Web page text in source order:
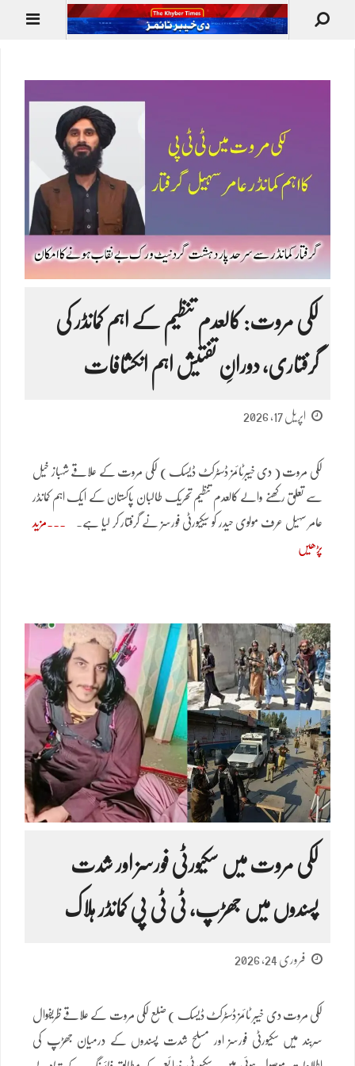
لکی مروت: کالعدم تنظیم کے اہم کمانڈر کی
گرفتاری، دورانِ تفتیش اہم انکشافات
اپریل 17, 2026
لکی مروت ( دی خیبرٹائمز ڈسٹرکٹ ڈیسک ) لکی مروت کے علاقے شہباز خیل
سے تعلق رکھنے والے کالعدم تنظیم تحریک طالبان پاکستان کے ایک اہم کمانڈر
عامر سہیل عرف مولوی حیدر کو سیکیورٹی فورسز نے گرفتار کر لیا ہے۔ مزید
پڑھیں
لکی مروت میں سکیورٹی فورسز اور شدت
پسندوں میں جھڑپ، ٹی ٹی پی کمانڈر ہلاک
فروری 24, 2026
لکی مروت دی خیبر ٹائمز ڈسٹرکٹ ڈیسک ) ضلع لکی مروت کے علاقے ظریفوال
سربند میں سکیورٹی فورسز اور مسلح شدت پسندوں کے درمیان جھڑپ کی